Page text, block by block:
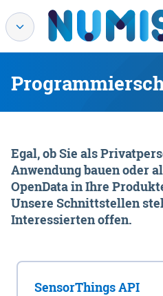
Egal, ob Sie als
Anwendung bauen oder
OpenData in Ihre
Unsere Schnittstellen
Interessierten offen.
SensorThings API